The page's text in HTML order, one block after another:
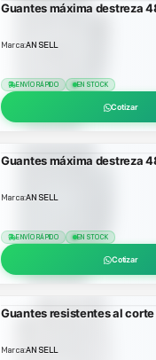
Guantes máxima destreza
Marca:ANSELL
ENVÍO RÁPIDO EN STOCK
Cotizar
Guantes máxima destreza
Marca:ANSELL
ENVÍO RÁPIDO EN STOCK
Cotizar
Guantes resistentes al
Marca:ANSELL